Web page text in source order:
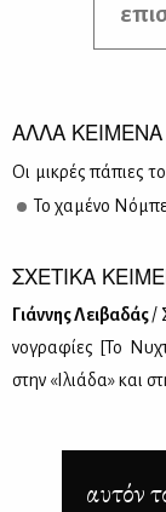
ΑΛΛΑ
Οι μι­κρές πά­πιες
Το χα­μέ­νο
ΣΧΕΤΙΚΑ
Γιάν­νης Λει­βα­δάς/
νο­γρα­φί­ες [Το
στην «Ιλιά­δα» και
αυτόν